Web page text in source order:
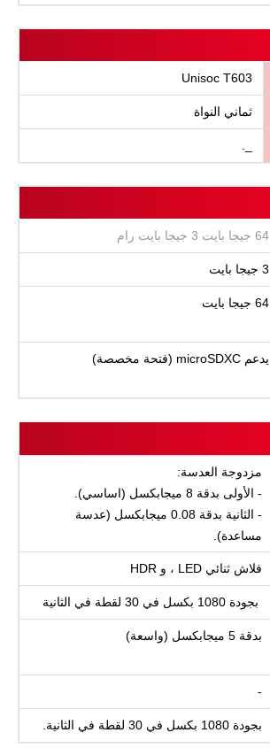
Unisoc T603
ثماني النواة
_.
64 جيجا بايت 3 جيجا بايت رام
3 جيجا بايت
64 جيجا بايت
يدعم microSDXC (فتحة مخصصة)
مزدوجة العدسة:
- الأولى بدقة 8 ميجابكسل (اساسي).
- الثانية بدقة 0.08 ميجابكسل (عدسة
مساعدة).
فلاش ثنائي LED ، و HDR
بجودة 1080 بكسل في 30 لقطة في الثانية
بدقة 5 ميجابكسل (واسعة)
-
بجودة 1080 بكسل في 30 لقطة في الثانية.